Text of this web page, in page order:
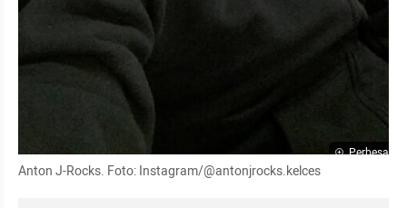
Perbesar
Anton J-Rocks. Foto: Instagram/@antonjrocks.kelces